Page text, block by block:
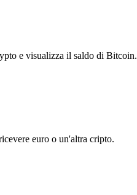
e visualizza il saldo di Bitcoin.
euro o un'altra cripto.